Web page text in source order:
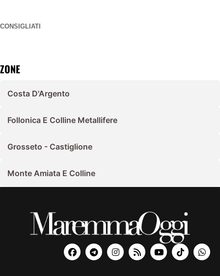
CONSIGLIATI
ZONE
Costa D'Argento
Follonica E Colline Metallifere
Grosseto - Castiglione
Monte Amiata E Colline